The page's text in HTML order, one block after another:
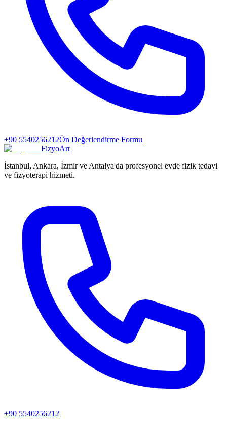
+90 5540256212Ön Değerlendirme Formu
FizyoArt
İstanbul, Ankara, İzmir ve Antalya'da profesyonel evde fizik tedavi
ve fizyoterapi hizmeti.
+90 5540256212